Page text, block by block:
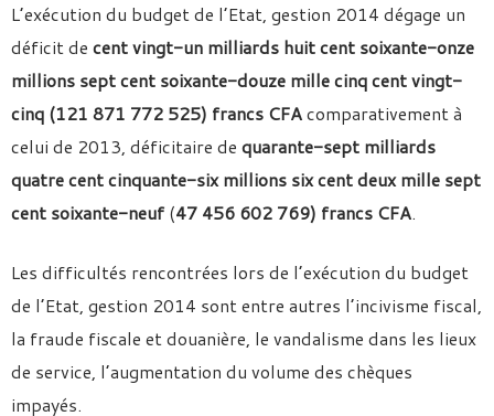
L’exécution du budget de l’Etat, gestion 2014 dégage un
déficit de cent vingt-un milliards huit cent soixante-onze
millions sept cent soixante-douze mille cinq cent vingt-
cinq (121 871 772 525) francs CFAcomparativement à
celui de 2013, déficitaire de quarante-sept milliards
quatre cent cinquante-six millions six cent deux mille sept
cent soixante-neuf (47 456 602 769) francs CFA.
Les difficultés rencontrées lors de l’exécution du budget
de l’Etat, gestion 2014 sont entre autres l’incivisme fiscal,
la fraude fiscale et douanière, le vandalisme dans les lieux
de service, l’augmentation du volume des chèques
impayés.